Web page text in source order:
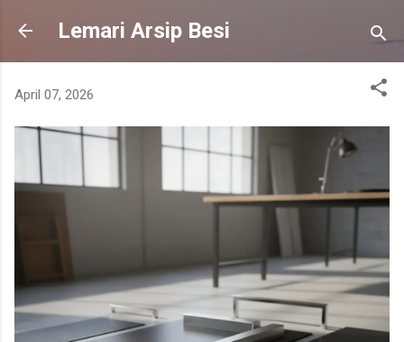
Skip to main content
Lemari Arsip Besi
April 07, 2026